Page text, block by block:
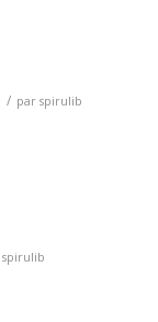
/ par spirulib
spirulib